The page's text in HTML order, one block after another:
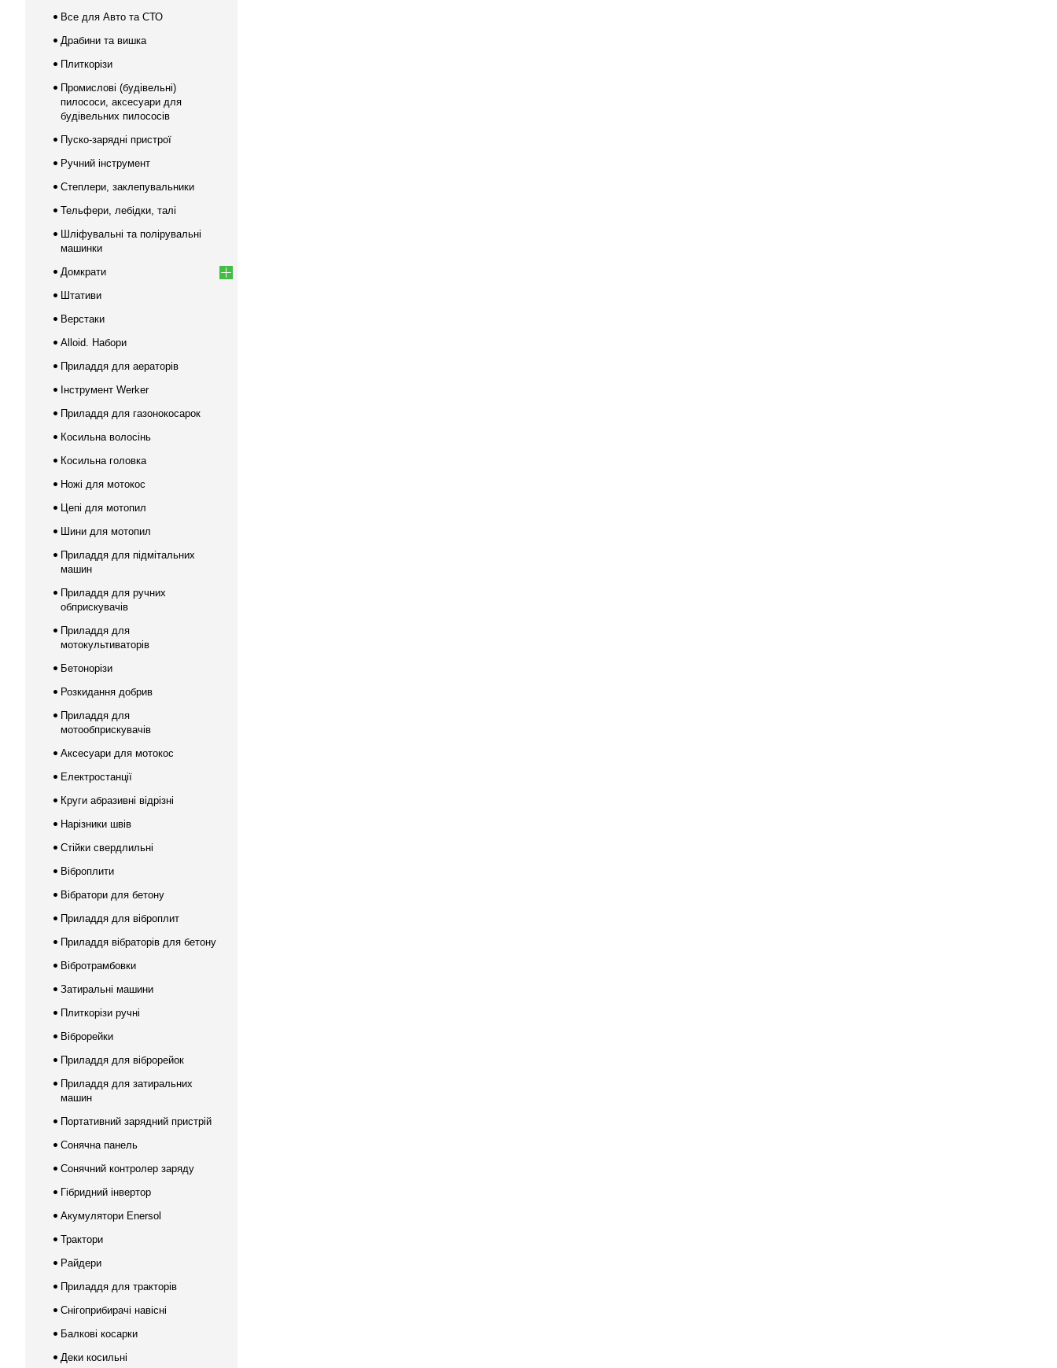
Все для Авто та СТО
Драбини та вишка
Плиткорізи
Промислові (будівельні)
пилососи, аксесуари для
будівельних пилососів
Пуско-зарядні пристрої
Ручний інструмент
Степлери, заклепувальники
Тельфери, лебідки, талі
Шліфувальні та полірувальні
машинки
Домкрати
Штативи
Верстаки
Alloid. Набори
Приладдя для аераторів
Інструмент Werker
Приладдя для газонокосарок
Косильна волосінь
Косильна головка
Ножі для мотокос
Цепі для мотопил
Шини для мотопил
Приладдя для підмітальних
машин
Приладдя для ручних
обприскувачів
Приладдя для
мотокультиваторів
Бетонорізи
Розкидання добрив
Приладдя для
мотообприскувачів
Аксесуари для мотокос
Електростанції
Круги абразивні відрізні
Нарізники швів
Стійки свердлильні
Віброплити
Вібратори для бетону
Приладдя для віброплит
Приладдя вібраторів для бетону
Вібротрамбовки
Затиральні машини
Плиткорізи ручні
Віброрейки
Приладдя для віброрейок
Приладдя для затиральних
машин
Портативний зарядний пристрій
Сонячна панель
Сонячний контролер заряду
Гібридний інвертор
Акумулятори Enersol
Трактори
Райдери
Приладдя для тракторів
Снігоприбирачі навісні
Балкові косарки
Деки косильні